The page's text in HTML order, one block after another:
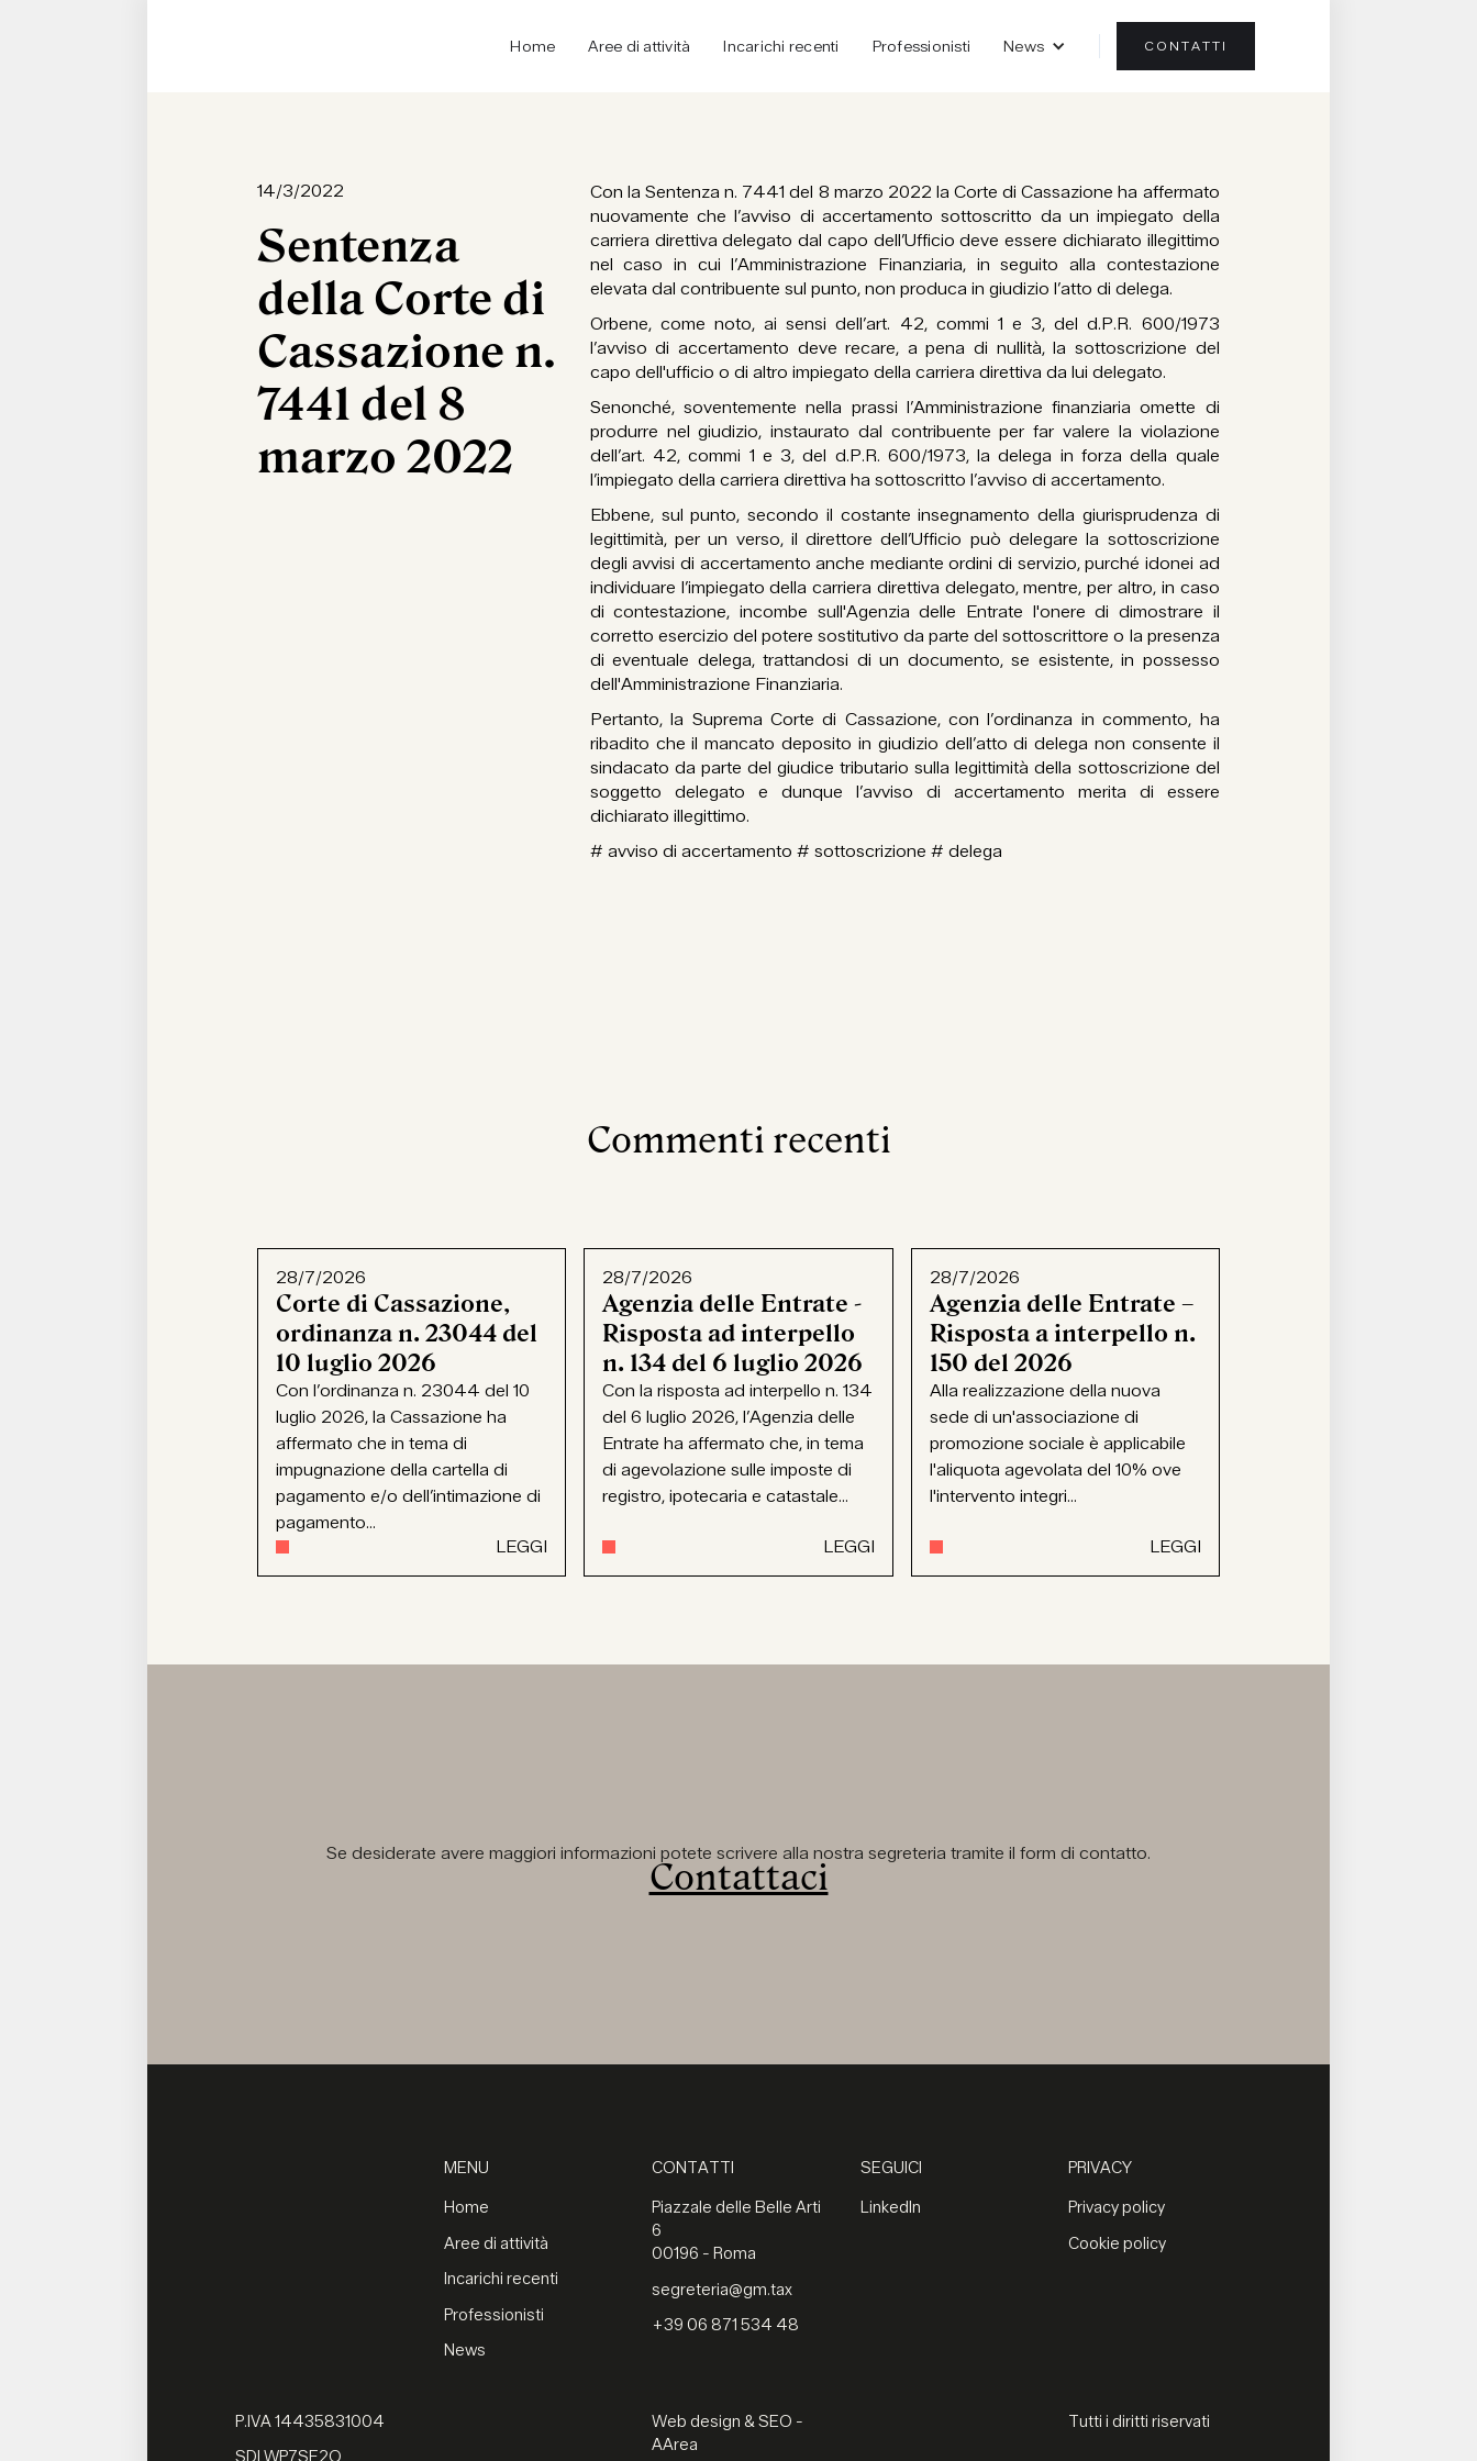
Home Aree di attività Incarichi recenti Professionisti News CONTATTI
14/3/2022
Sentenza
della Corte di
Cassazione n.
7441 del 8
marzo 2022
Con la Sentenza n. 7441 del 8 marzo 2022 la Corte di Cassazione ha affermato
nuovamente che l’avviso di accertamento sottoscritto da un impiegato della
carriera direttiva delegato dal capo dell’Ufficio deve essere dichiarato illegittimo
nel caso in cui l’Amministrazione Finanziaria, in seguito alla contestazione
elevata dal contribuente sul punto, non produca in giudizio l’atto di delega.
Orbene, come noto, ai sensi dell’art. 42, commi 1 e 3, del d.P.R. 600/1973
l’avviso di accertamento deve recare, a pena di nullità, la sottoscrizione del
capo dell'ufficio o di altro impiegato della carriera direttiva da lui delegato.
Senonché, soventemente nella prassi l’Amministrazione finanziaria omette di
produrre nel giudizio, instaurato dal contribuente per far valere la violazione
dell’art. 42, commi 1 e 3, del d.P.R. 600/1973, la delega in forza della quale
l’impiegato della carriera direttiva ha sottoscritto l’avviso di accertamento.
Ebbene, sul punto, secondo il costante insegnamento della giurisprudenza di
legittimità, per un verso, il direttore dell’Ufficio può delegare la sottoscrizione
degli avvisi di accertamento anche mediante ordini di servizio, purché idonei ad
individuare l’impiegato della carriera direttiva delegato, mentre, per altro, in caso
di contestazione, incombe sull'Agenzia delle Entrate l'onere di dimostrare il
corretto esercizio del potere sostitutivo da parte del sottoscrittore o la presenza
di eventuale delega, trattandosi di un documento, se esistente, in possesso
dell'Amministrazione Finanziaria.
Pertanto, la Suprema Corte di Cassazione, con l’ordinanza in commento, ha
ribadito che il mancato deposito in giudizio dell’atto di delega non consente il
sindacato da parte del giudice tributario sulla legittimità della sottoscrizione del
soggetto delegato e dunque l’avviso di accertamento merita di essere
dichiarato illegittimo.
# avviso di accertamento # sottoscrizione # delega
Commenti recenti
28/7/2026
Corte di Cassazione,
ordinanza n. 23044 del
10 luglio 2026
Con l’ordinanza n. 23044 del 10
luglio 2026, la Cassazione ha
affermato che in tema di
impugnazione della cartella di
pagamento e/o dell’intimazione di
pagamento...
LEGGI
28/7/2026
Agenzia delle Entrate -
Risposta ad interpello
n. 134 del 6 luglio 2026
Con la risposta ad interpello n. 134
del 6 luglio 2026, l’Agenzia delle
Entrate ha affermato che, in tema
di agevolazione sulle imposte di
registro, ipotecaria e catastale...
LEGGI
28/7/2026
Agenzia delle Entrate –
Risposta a interpello n.
150 del 2026
Alla realizzazione della nuova
sede di un'associazione di
promozione sociale è applicabile
l'aliquota agevolata del 10% ove
l'intervento integri...
LEGGI
Se desiderate avere maggiori informazioni potete scrivere alla nostra segreteria tramite il form di contatto.
Contattaci
MENU
Home
Aree di attività
Incarichi recenti
Professionisti
News
CONTATTI
Piazzale delle Belle Arti
6
00196 - Roma
segreteria@gm.tax
+39 06 871 534 48
SEGUICI
LinkedIn
PRIVACY
Privacy policy
Cookie policy
P.IVA 14435831004
Web design & SEO -
AArea
Tutti i diritti riservati